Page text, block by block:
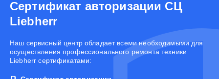
Сертификат авторизации СЦ
Liebherr
Наш сервисный центр обладает всеми необходимыми для
осуществления профессионального ремонта техники
Liebherr сертификатами: